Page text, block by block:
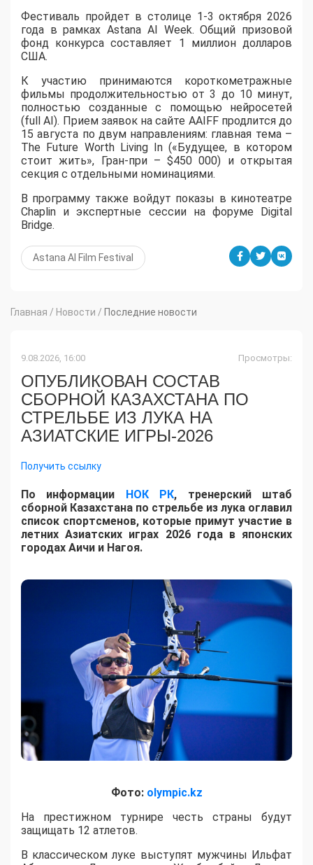
​Фестиваль пройдет в столице 1-3 октября 2026
года в рамках Astana AI Week. Общий призовой
фонд конкурса составляет 1 миллион долларов
США.
К участию принимаются короткометражные
фильмы продолжительностью от 3 до 10 минут,
полностью созданные с помощью нейросетей
(full AI). Прием заявок на сайте AAIFF продлится до
15 августа по двум направлениям: главная тема –
The Future Worth Living In («Будущее, в котором
стоит жить», Гран-при – $450 000) и открытая
секция с отдельными номинациями.
В программу также войдут показы в кинотеатре
Chaplin и экспертные сессии на форуме Digital
Bridge.
Astana AI Film Festival
Главная / Новости / Последние новости
9.08.2026, 16:00 Просмотры:
ОПУБЛИКОВАН СОСТАВ
СБОРНОЙ КАЗАХСТАНА ПО
СТРЕЛЬБЕ ИЗ ЛУКА НА
АЗИАТСКИЕ ИГРЫ-2026
Получить ссылку
По информации НОК РК, тренерский штаб
сборной Казахстана по стрельбе из лука оглавил
список спортсменов, которые примут участие в
летних Азиатских играх 2026 года в японских
городах Аичи и Нагоя.
Фото: olympic.kz
На престижном турнире честь страны будут
защищать 12 атлетов.
В классическом луке выступят мужчины Ильфат